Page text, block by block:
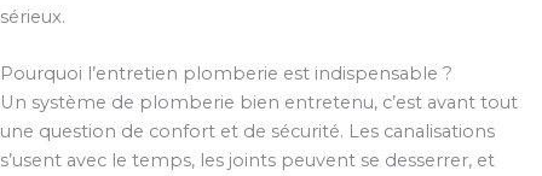
sérieux.
Pourquoi l’entretien plomberie est indispensable ?
Un système de plomberie bien entretenu, c’est avant tout
une question de confort et de sécurité. Les canalisations
s’usent avec le temps, les joints peuvent se desserrer, et